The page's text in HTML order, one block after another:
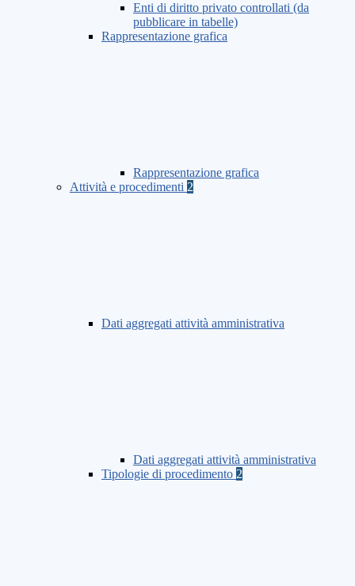
Enti di diritto privato controllati (da
pubblicare in tabelle)
Rappresentazione grafica
Rappresentazione grafica
Attività e procedimenti 2
Dati aggregati attività amministrativa
Dati aggregati attività amministrativa
Tipologie di procedimento 2